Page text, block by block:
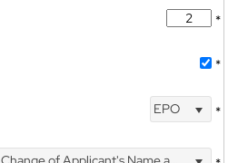
*
*
EPO *